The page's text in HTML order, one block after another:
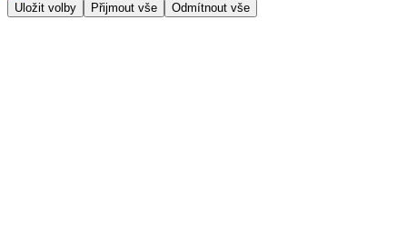
Uložit volby Přijmout vše Odmítnout vše